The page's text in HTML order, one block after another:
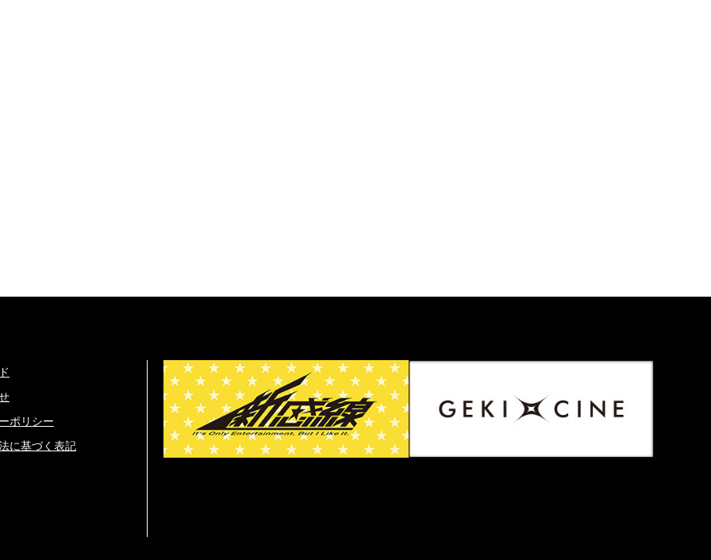
ポリシー
に基づく表記